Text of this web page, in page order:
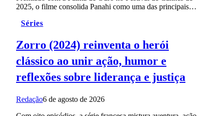
2025, o filme consolida Panahi como uma das principais…
Séries
Zorro (2024) reinventa o herói
clássico ao unir ação, humor e
reflexões sobre liderança e justiça
Redação6 de agosto de 2026